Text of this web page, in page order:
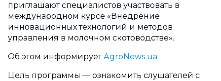
приглашают специалистов участвовать в
международном курсе «Внедрение
инновационных технологий и методов
управления в молочном скотоводстве».
Об этом информируетAgroNews.ua.
Цель программы — ознакомить слушателей с